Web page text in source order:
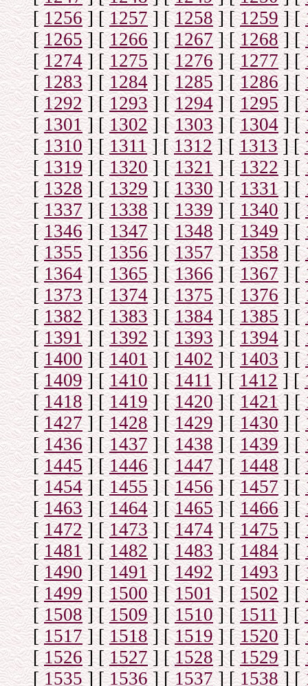
[1256] [1257] [1258] [1259] [
[1265] [1266] [1267] [1268] [
[1274] [1275] [1276 ] [1277] [
[1283] [1284] [1285] [1286] [
[1292] [1293] [1294] [1295] [
[1301] [1302] [1303] [1304] [
[1310] [1311] [1312] [1313] [
[1319] [1320] [1321] [1322] [
[1328] [1329] [1330] [1331] [
[1337] [1338] [1339] [1340] [
[1346] [1347] [1348] [1349] [
[1355] [1356] [1357] [1358] [
[ 1364] [1365] [1366] [1367] [
[1373] [1374] [1375] [1376] [
[1382] [1383] [1384] [1385] [
[1391] [1392] [1393] [1394] [
[1400] [1401] [1402] [1403] [
[1409] [1410] [1411] [1412] [
[1418] [1419] [1420] [1421] [
[1427] [1428] [1429 ] [1430] [
[1436] [1437] [1438] [1439] [
[1445] [1446] [1447] [1448] [
[1454] [1455] [1456] [1457] [
[1463] [1464] [1465] [1466] [
[1472] [1473] [1474] [1475] [
[1481] [1482] [1483] [1484] [
[1490] [1491] [1492] [1493] [
[1499] [1500] [1501] [1502] [
[1508] [1509] [1510] [1511] [
[1517] [1518] [1519] [1520] [
[1526] [1527] [1528] [1529] [
[1535] [1536] [1537] [1538] [